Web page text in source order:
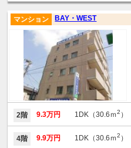
BAY・WEST
マンション
2階 9.3万円 1DK（30.6ｍ2 ）
4階 9.9万円 1DK（30.6ｍ2 ）